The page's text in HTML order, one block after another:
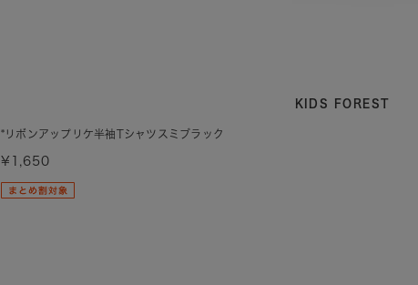
KIDS FOREST
*リボンアップリケ半袖Tシャツスミブラック
¥1,650